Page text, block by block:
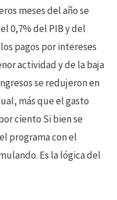
meses del año se
0,7% del PIB y del
pagos por intereses
actividad y de la baja
se redujeron en
más que el gasto
ciento Si bien se
programa con el
Es la lógica del